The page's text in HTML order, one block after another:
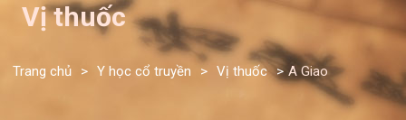
Vị thuốc
Trang chủ > Y học cổ truyền > Vị thuốc > A Giao